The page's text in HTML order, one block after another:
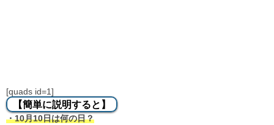
[quads id=1]
【簡単に説明すると】
・10月10日は何の日？